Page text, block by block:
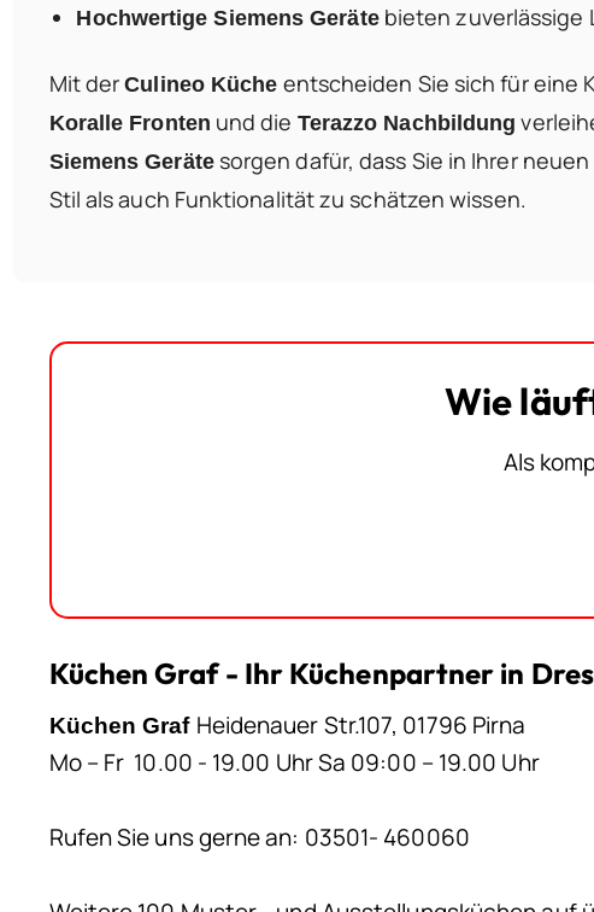
Hochwertige Siemens Gerätebieten zuverlässige
Mit derCulineo Küche entscheiden Sie sich für eine
Koralle Fronten und die Terazzo Nachbildung
Siemens Gerätesorgen dafür, dass Sie in Ihrer
Stil als auch Funktionalität zu schätzen wissen.
Wie
Als
Küchen Graf - Ihr Küchenpartner in
Küchen Graf Heidenauer Str.107, 01796 Pirna
Mo – Fr 10.00 - 19.00 Uhr Sa 09:00 – 19.00 Uhr
Rufen Sie uns gerne an: 03501- 460060